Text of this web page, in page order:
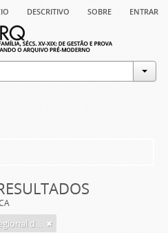
descritivo sobre entrar
Biblioteca Pública e Arquivo Regional de Ponta Delgada